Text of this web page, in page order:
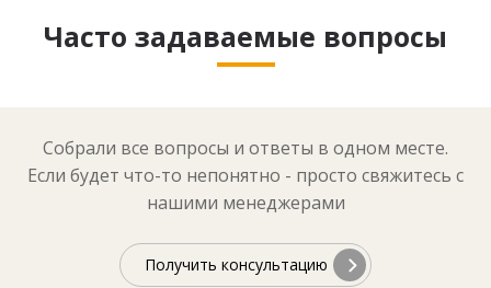
Часто задаваемые вопросы
Собрали все вопросы и ответы в одном месте.
Если будет что-то непонятно - просто свяжитесь с
нашими менеджерами
Получить консультацию